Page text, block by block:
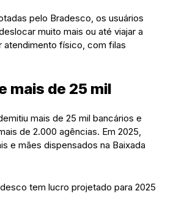
pelo Bradesco, os usuários
muito mais ou até viajar a
atendimento físico, com filas
mais de 25 mil
mais de 25 mil bancários e
de 2.000 agências. Em 2025,
e mães dispensados na Baixada
tem lucro projetado para 2025